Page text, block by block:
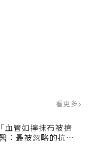
看更多
血管如擰抹布被擠
：最被忽略的抗老